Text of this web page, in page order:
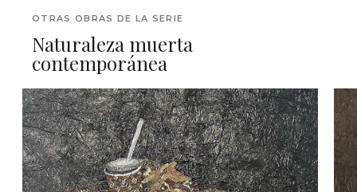
OTRAS OBRAS DE LA SERIE
Naturaleza muerta
contemporánea